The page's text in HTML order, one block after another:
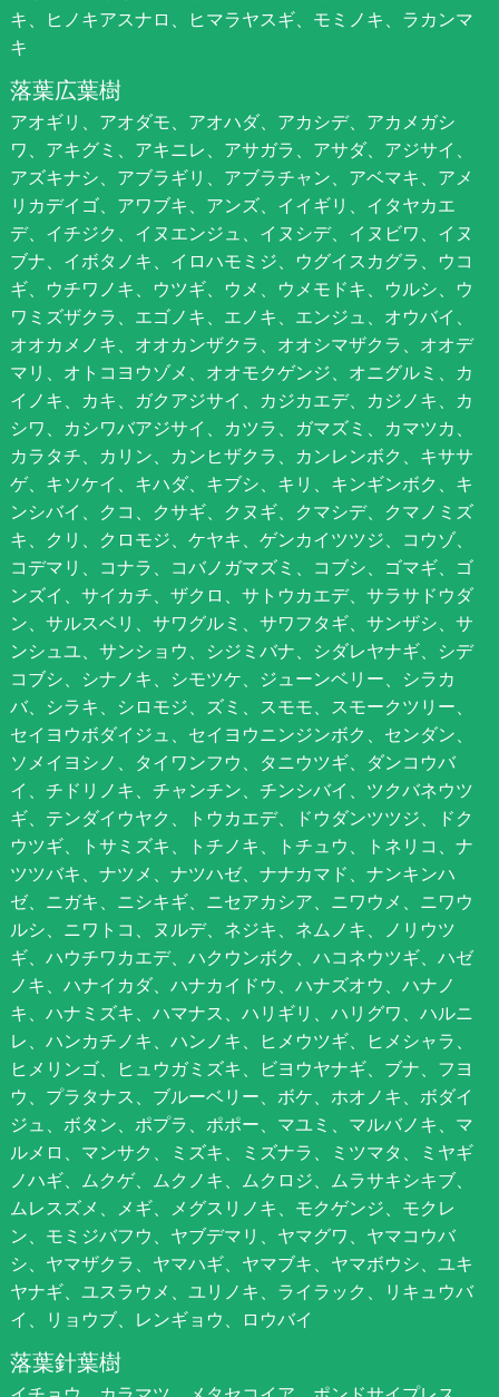
キ、ヒノキアスナロ、ヒマラヤスギ、モミノキ、ラカンマ
キ
落葉広葉樹
アオギリ、アオダモ、アオハダ、アカシデ、アカメガシ
ワ、アキグミ、アキニレ、アサガラ、アサダ、アジサイ、
アズキナシ、アブラギリ、アブラチャン、アベマキ、アメ
リカデイゴ、アワブキ、アンズ、イイギリ、イタヤカエ
デ、イチジク、イヌエンジュ、イヌシデ、イヌビワ、イヌ
ブナ、イボタノキ、イロハモミジ、ウグイスカグラ、ウコ
ギ、ウチワノキ、ウツギ、ウメ、ウメモドキ、ウルシ、ウ
ワミズザクラ、エゴノキ、エノキ、エンジュ、オウバイ、
オオカメノキ、オオカンザクラ、オオシマザクラ、オオデ
マリ、オトコヨウゾメ、オオモクゲンジ、オニグルミ、カ
イノキ、カキ、ガクアジサイ、カジカエデ、カジノキ、カ
シワ、カシワバアジサイ、カツラ、ガマズミ、カマツカ、
カラタチ、カリン、カンヒザクラ、カンレンボク、キササ
ゲ、キソケイ、キハダ、キブシ、キリ、キンギンボク、キ
ンシバイ、クコ、クサギ、クヌギ、クマシデ、クマノミズ
キ、クリ、クロモジ、ケヤキ、ゲンカイツツジ、コウゾ、
コデマリ、コナラ、コバノガマズミ、コブシ、ゴマギ、ゴ
ンズイ、サイカチ、ザクロ、サトウカエデ、サラサドウダ
ン、サルスベリ、サワグルミ、サワフタギ、サンザシ、サ
ンシュユ、サンショウ、シジミバナ、シダレヤナギ、シデ
コブシ、シナノキ、シモツケ、ジューンベリー、シラカ
バ、シラキ、シロモジ、ズミ、スモモ、スモークツリー、
セイヨウボダイジュ、セイヨウニンジンボク、センダン、
ソメイヨシノ、タイワンフウ、タニウツギ、ダンコウバ
イ、チドリノキ、チャンチン、チンシバイ、ツクバネウツ
ギ、テンダイウヤク、トウカエデ、ドウダンツツジ、ドク
ウツギ、トサミズキ、トチノキ、トチュウ、トネリコ、ナ
ツツバキ、ナツメ、ナツハゼ、ナナカマド、ナンキンハ
ゼ、ニガキ、ニシキギ、ニセアカシア、ニワウメ、ニワウ
ルシ、ニワトコ、ヌルデ、ネジキ、ネムノキ、ノリウツ
ギ、ハウチワカエデ、ハクウンボク、ハコネウツギ、ハゼ
ノキ、ハナイカダ、ハナカイドウ、ハナズオウ、ハナノ
キ、ハナミズキ、ハマナス、ハリギリ、ハリグワ、ハルニ
レ、ハンカチノキ、ハンノキ、ヒメウツギ、ヒメシャラ、
ヒメリンゴ、ヒュウガミズキ、ビヨウヤナギ、ブナ、フヨ
ウ、プラタナス、ブルーベリー、ボケ、ホオノキ、ボダイ
ジュ、ボタン、ポプラ、ポポー、マユミ、マルバノキ、マ
ルメロ、マンサク、ミズキ、ミズナラ、ミツマタ、ミヤギ
ノハギ、ムクゲ、ムクノキ、ムクロジ、ムラサキシキブ、
ムレスズメ、メギ、メグスリノキ、モクゲンジ、モクレ
ン、モミジバフウ、ヤブデマリ、ヤマグワ、ヤマコウバ
シ、ヤマザクラ、ヤマハギ、ヤマブキ、ヤマボウシ、ユキ
ヤナギ、ユスラウメ、ユリノキ、ライラック、リキュウバ
イ、リョウブ、レンギョウ、ロウバイ
落葉針葉樹